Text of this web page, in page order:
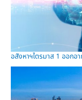
อสังหาฯไตรมาส 1 ออกอ